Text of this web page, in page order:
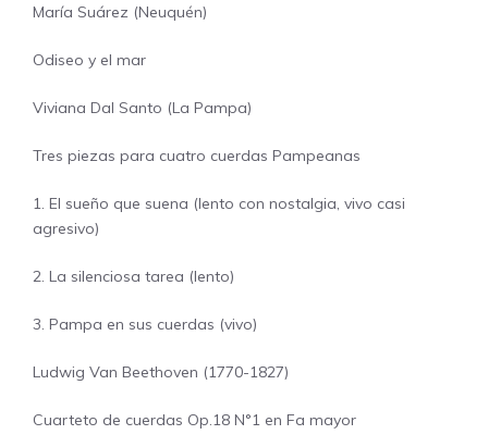
María Suárez (Neuquén)
Odiseo y el mar
Viviana Dal Santo (La Pampa)
Tres piezas para cuatro cuerdas Pampeanas
1. El sueño que suena (lento con nostalgia, vivo casi
agresivo)
2. La silenciosa tarea (lento)
3. Pampa en sus cuerdas (vivo)
Ludwig Van Beethoven (1770-1827)
Cuarteto de cuerdas Op.18 N°1 en Fa mayor